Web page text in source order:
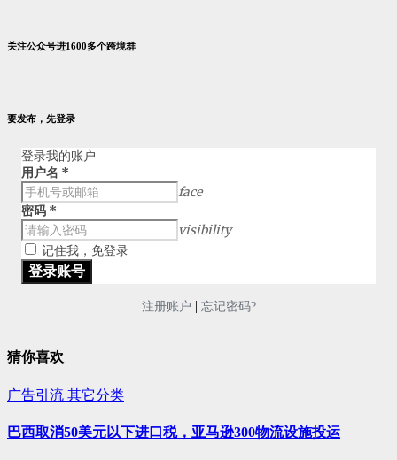
关注公众号进1600多个跨境群
要发布，先登录
登录我的账户
用户名 *
face
密码 *
visibility
记住我，免登录
注册账户 | 忘记密码?
猜你喜欢
广告引流 其它分类
巴西取消50美元以下进口税，亚马逊300物流设施投运